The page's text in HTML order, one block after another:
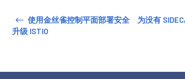
使用金丝雀控制平面部署安全
升级 ISTIO
为没有